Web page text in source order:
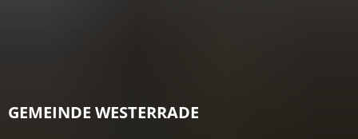
GEMEINDE WESTERRADE